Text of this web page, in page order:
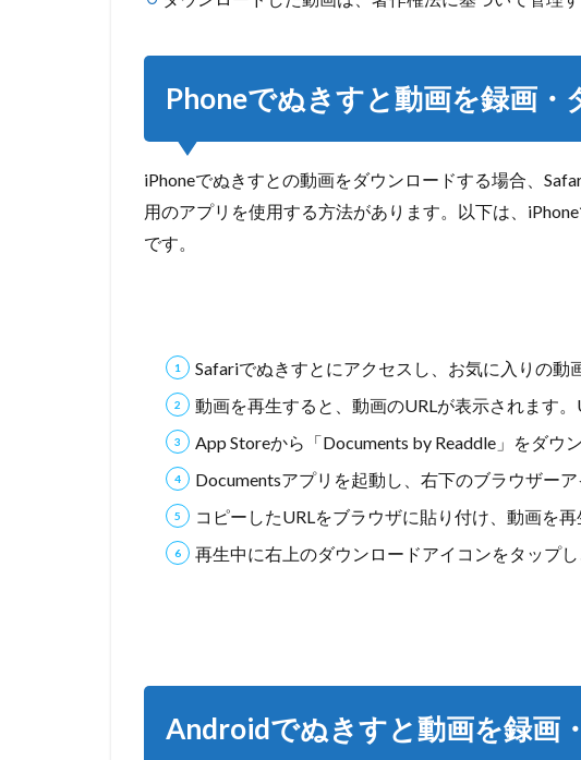
る方法
5
パソコンで
録画・ダウンロ
(Windows/MAC)
5.1
Y2mate・
ダウンロ
でぬき
ダウン
ロード
する方
法
6
ぬき
すと
する
Phoneでぬきすと動画を録画
iPhoneでぬきすとの動画をダウンロードする場合、
用のアプリを使用する方法があります。以下は、
です。
Safariでぬきすとにアクセスし、お気に入りの動
動画を再生すると、動画のURLが表示されます。
App Storeから「Documents by Readdle」をダウ
Documentsアプリを起動し、右下のブラウザーア
コピーしたURLをブラウザに貼り付け、動画を再
再生中に右上のダウンロードアイコンをタップ
Androidでぬきすと動画を録画